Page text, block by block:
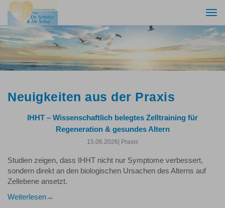
Neuigkeiten aus der Praxis
IHHT – Wissenschaftlich belegtes Zelltraining für
Regeneration & gesundes Altern
15.06.2026| Praxis
Studien zeigen, dass IHHT nicht nur Symptome verbessert,
sondern direkt an den biologischen Ursachen des Alterns auf
Zellebene ansetzt.
Weiterlesen